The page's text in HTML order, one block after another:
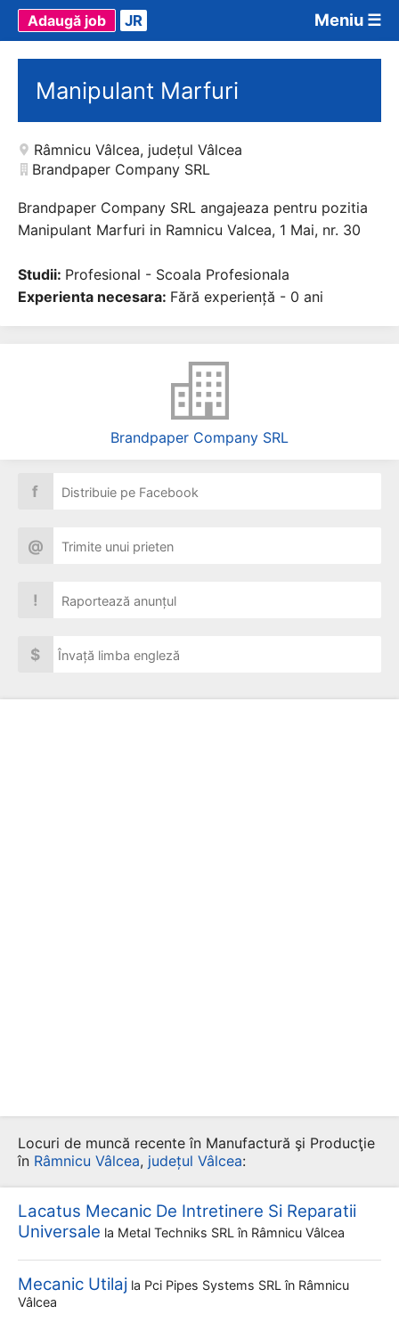
Meniu ☰
Adaugă job JR
Manipulant Marfuri
Râmnicu Vâlcea, județul Vâlcea
Brandpaper Company SRL
Brandpaper Company SRL angajeaza pentru pozitia
Manipulant Marfuri in Ramnicu Valcea, 1 Mai, nr. 30
Studii: Profesional - Scoala Profesionala
Experienta necesara: Fără experiență - 0 ani
Brandpaper Company SRL
f Distribuie pe Facebook
@ Trimite unui prieten
! Raportează anunțul
$ Învață limba engleză
Locuri de muncă recente în Manufactură şi Producţie
în Râmnicu Vâlcea, județul Vâlcea:
Lacatus Mecanic De Intretinere Si Reparatii
Universale la Metal Techniks SRL în Râmnicu Vâlcea
Mecanic Utilaj la Pci Pipes Systems SRL în Râmnicu
Vâlcea